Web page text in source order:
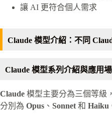
讓 AI 更符合個人需求
Claude 模型介紹：不同
Claude 模型系列介紹與應用
Claude 模型主要分為三個等級
分別為 Opus 、 Sonnet 和 Haiku